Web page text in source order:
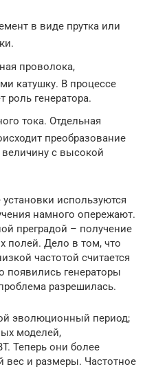
в виде прутка или
проволока,
катушку. В процессе
роль генератора.
тока. Отдельная
преобразование
величину с высокой
используются
намного опережают.
преградой – получение
полей. Дело в том, что
частотой считается
появились генераторы
разрешилась.
эволюционный период;
моделей,
Теперь они более
и размеры. Частотное